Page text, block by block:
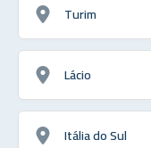
Turim
Lácio
Itália do Sul